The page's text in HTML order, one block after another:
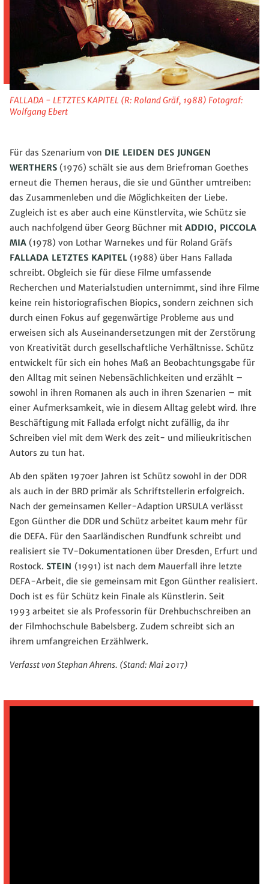
FALLADA - LETZTES KAPITEL (R: Roland Gräf, 1988) Fotograf:
Wolfgang Ebert
Für das Szenarium von DIE LEIDEN DES JUNGEN
WERTHERS (1976) schält sie aus dem Briefroman Goethes
erneut die Themen heraus, die sie und Günther umtreiben:
das Zusammenleben und die Möglichkeiten der Liebe.
Zugleich ist es aber auch eine Künstlervita, wie Schütz sie
auch nachfolgend über Georg Büchner mit ADDIO, PICCOLA
MIA (1978) von Lothar Warnekes und für Roland Gräfs
FALLADA LETZTES KAPITEL (1988) über Hans Fallada
schreibt. Obgleich sie für diese Filme umfassende
Recherchen und Materialstudien unternimmt, sind ihre Filme
keine rein historiografischen Biopics, sondern zeichnen sich
durch einen Fokus auf gegenwärtige Probleme aus und
erweisen sich als Auseinandersetzungen mit der Zerstörung
von Kreativität durch gesellschaftliche Verhältnisse. Schütz
entwickelt für sich ein hohes Maß an Beobachtungsgabe für
den Alltag mit seinen Nebensächlichkeiten und erzählt –
sowohl in ihren Romanen als auch in ihren Szenarien – mit
einer Aufmerksamkeit, wie in diesem Alltag gelebt wird. Ihre
Beschäftigung mit Fallada erfolgt nicht zufällig, da ihr
Schreiben viel mit dem Werk des zeit- und milieukritischen
Autors zu tun hat.
Ab den späten 1970er Jahren ist Schütz sowohl in der DDR
als auch in der BRD primär als Schriftstellerin erfolgreich.
Nach der gemeinsamen Keller-Adaption URSULA verlässt
Egon Günther die DDR und Schütz arbeitet kaum mehr für
die DEFA. Für den Saarländischen Rundfunk schreibt und
realisiert sie TV-Dokumentationen über Dresden, Erfurt und
Rostock. STEIN (1991) ist nach dem Mauerfall ihre letzte
DEFA-Arbeit, die sie gemeinsam mit Egon Günther realisiert.
Doch ist es für Schütz kein Finale als Künstlerin. Seit
1993 arbeitet sie als Professorin für Drehbuchschreiben an
der Filmhochschule Babelsberg. Zudem schreibt sich an
ihrem umfangreichen Erzählwerk.
Verfasst von Stephan Ahrens. (Stand: Mai 2017)